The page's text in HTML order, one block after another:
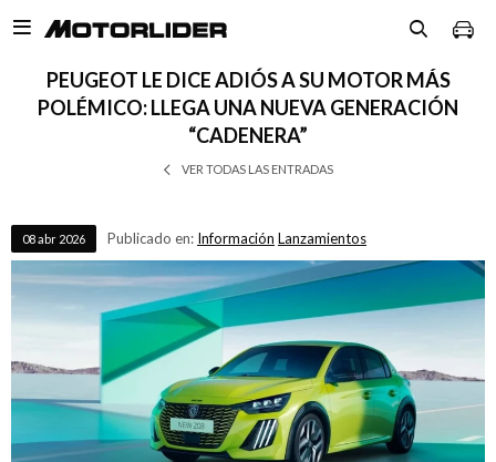

PEUGEOT LE DICE ADIÓS A SU MOTOR MÁS
POLÉMICO: LLEGA UNA NUEVA GENERACIÓN
“CADENERA”
VER TODAS LAS ENTRADAS
08abr 2026 Publicado en: Información Lanzamientos